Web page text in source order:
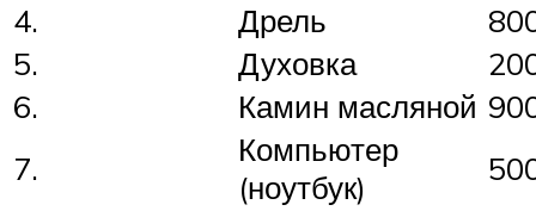
4.
Дрель
5.
Духовка
6.
Камин масляной
7.
Компьютер
(ноутбук)